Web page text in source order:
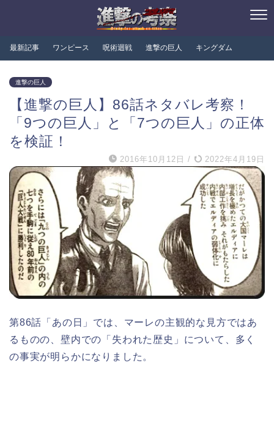
最新記事 ワンピース 呪術迴戦 進撃の巨人 キングダム
進撃の巨人
【進撃の巨人】86話ネタバレ考察！
「9つの巨人」と「7つの巨人」の正体
を検証！
2016年10月12日 / 2022年4月19日
第86話「あの日」では、マーレの主観的な見方ではあ
るものの、壁内での「失われた歴史」について、多く
の事実が明らかになりました。